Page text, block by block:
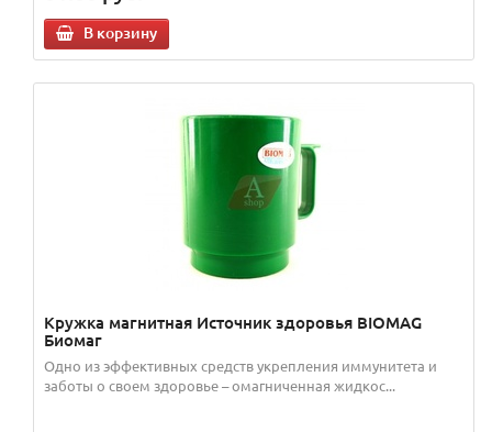
В корзину
Кружка магнитная Источник здоровья BIOMAG
Биомаг
Одно из эффективных средств укрепления иммунитета и
заботы о своем здоровье – омагниченная жидкос...